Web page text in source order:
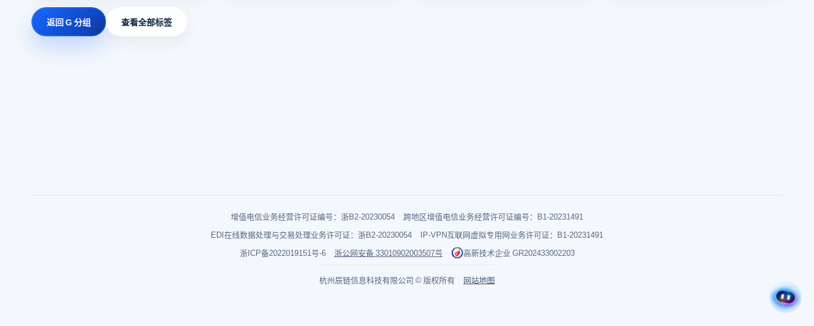
返回 G 分组 查看全部标签
增值电信业务经营许可证编号：浙B2-20230054
跨地区增值电信业务经营许可证编号：B1-20231491
EDI在线数据处理与交易处理业务许可证：浙B2-20230054
IP-VPN互联网虚拟专用网业务许可证：B1-20231491
浙ICP备2022019151号-6
浙公网安备 33010902003507号 高新技术企业 GR202433002203
杭州辰链信息科技有限公司 © 版权所有 网站地图